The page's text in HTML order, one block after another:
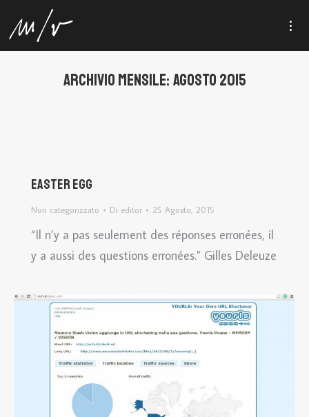
ARCHIVIO MENSILE: AGOSTO 2015
Easter egg
Non categorizzato Di editor 25 Agosto, 2015
“Il n’y a pas seulement des réponses erronées, il
y a aussi des questions erronées.” Gilles Deleuze